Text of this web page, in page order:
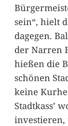
sein“, hielt
dagegen.
der Narren
hießen die
schönen
keine
Stadtkass’
investieren,